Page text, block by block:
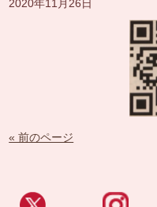
2020年11月26日
« 前のページ